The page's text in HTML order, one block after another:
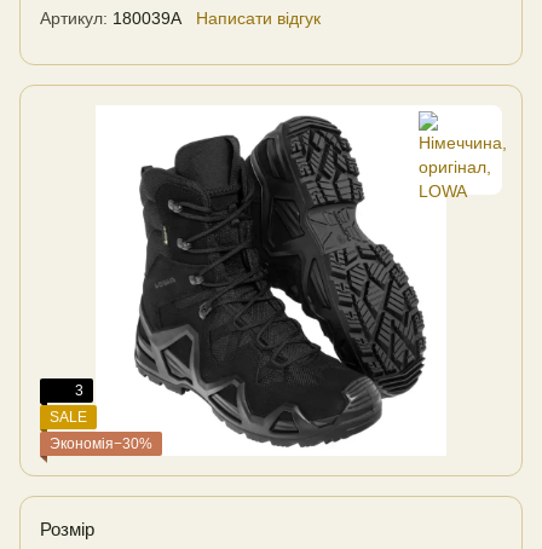
Артикул: 180039A Написати відгук
3
SALE
Экономія−30%
Розмір